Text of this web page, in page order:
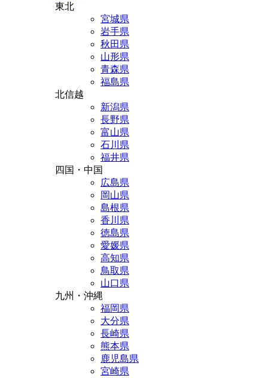
東北
宮城県
岩手県
秋田県
山形県
青森県
福島県
北信越
新潟県
長野県
富山県
石川県
福井県
四国・中国
広島県
岡山県
島根県
香川県
徳島県
愛媛県
高知県
鳥取県
山口県
九州・沖縄
福岡県
大分県
長崎県
熊本県
鹿児島県
宮崎県